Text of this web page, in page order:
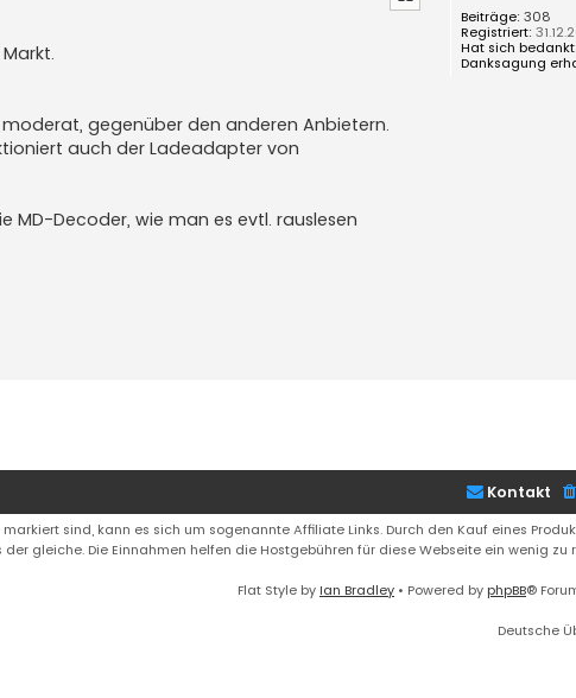
Beiträge: 308
Registriert:
Hat sich bedankt:
Danksagung
moderat, gegenüber den anderen Anbietern.
auch der Ladeadapter von
MD-Decoder, wie man es evtl. rauslesen
Kontakt
sind, kann es sich um sogenannte Affiliate Links. Durch den Kauf eines
gleiche. Die Einnahmen helfen die Hostgebühren für diese Webseite ein wenig zu
Flat Style by Ian Bradley • Powered by phpBB®
Deutsche